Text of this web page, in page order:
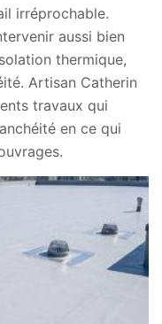
irréprochable.
aussi bien
thermique,
Artisan Catherin
travaux qui
en ce qui